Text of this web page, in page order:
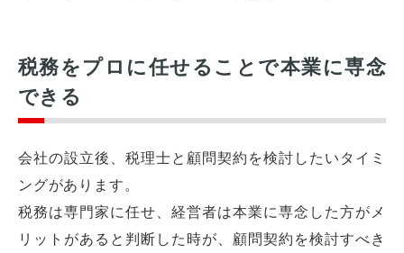
税務をプロに任せることで本業に専念
できる
会社の設立後、税理士と顧問契約を検討したいタイミ
ングがあります。
税務は専門家に任せ、経営者は本業に専念した方がメ
リットがあると判断した時が、顧問契約を検討すべき